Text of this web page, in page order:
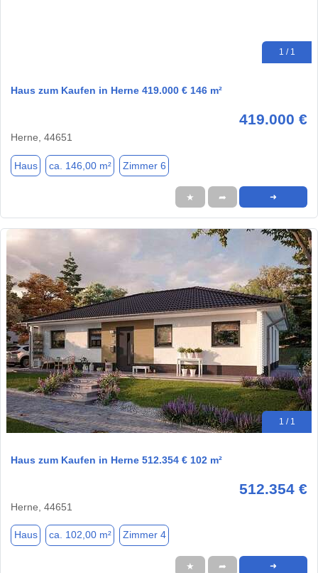
1 / 1
Haus zum Kaufen in Herne 419.000 € 146 m²
419.000 €
Herne, 44651
Haus ca. 146,00 m² Zimmer 6
★ ➦ ➜
1 / 1
Haus zum Kaufen in Herne 512.354 € 102 m²
512.354 €
Herne, 44651
Haus ca. 102,00 m² Zimmer 4
★ ➦ ➜